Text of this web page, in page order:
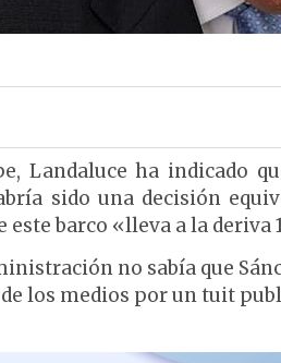
Landaluce ha indicado
sido una decisión
barco «lleva a la deriva
no sabía que
los medios por un tuit